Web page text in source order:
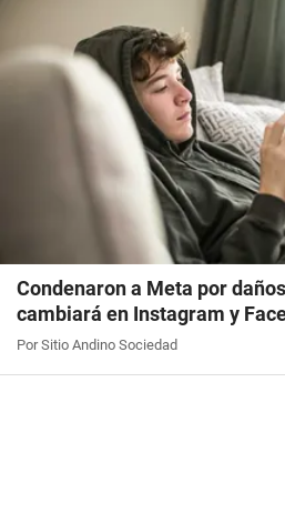
Condenaron a Meta por
cambiará en Instagram y
Por Sitio Andino Sociedad